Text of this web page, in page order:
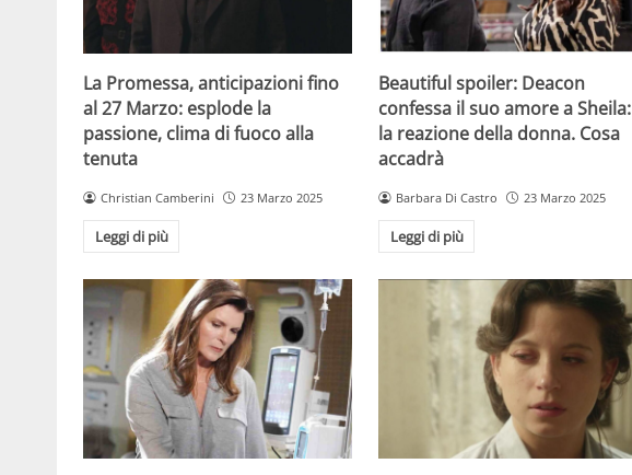
La Promessa, anticipazioni fino
al 27 Marzo: esplode la
passione, clima di fuoco alla
tenuta
Christian Camberini 23 Marzo 2025
Leggi di più
Beautiful spoiler: Deacon
confessa il suo amore a Sheila:
la reazione della donna. Cosa
accadrà
Barbara Di Castro 23 Marzo 2025
Leggi di più